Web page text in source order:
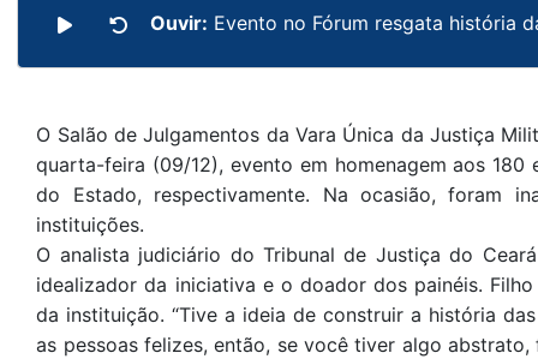
Ouvir: Evento no Fórum resgata história
O Salão de Julgamentos da Vara Única da Justiça
quarta-feira (09/12), evento em homenagem aos
do Estado, respectivamente. Na ocasião, foram
instituições.
O analista judiciário do Tribunal de Justiça do
idealizador da iniciativa e o doador dos painéis.
da instituição. “Tive a ideia de construir a história
as pessoas felizes, então, se você tiver algo